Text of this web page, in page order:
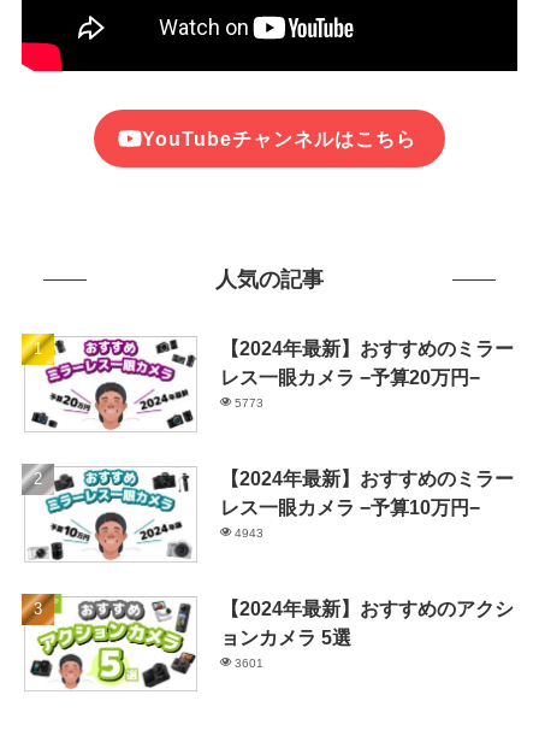
YouTubeチャンネルはこちら
人気の記事
【2024年最新】おすすめのミラー
レス一眼カメラ −予算20万円−
5773
【2024年最新】おすすめのミラー
レス一眼カメラ −予算10万円−
4943
【2024年最新】おすすめのアクシ
ョンカメラ 5選
3601